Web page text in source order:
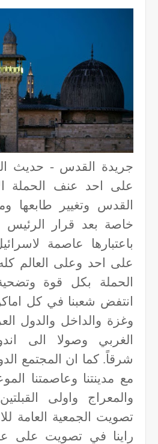
جريدة القدس - حديث
على احد عنف الحملة
القدس وتغيير طابعها
خاصة بعد قرار
باعتبارها عاصمة
على احد وعلى العالم
الحملة بكل قوة
انتفض شعبنا في كل
وغزة والداخل والدول
الغربي وصولا الى
شرقاً. كما ان المجتمع
مع مدينتنا وعاصمتنا
والمعراج واولى
تصويت الجمعية العامة
راينا في تصويت